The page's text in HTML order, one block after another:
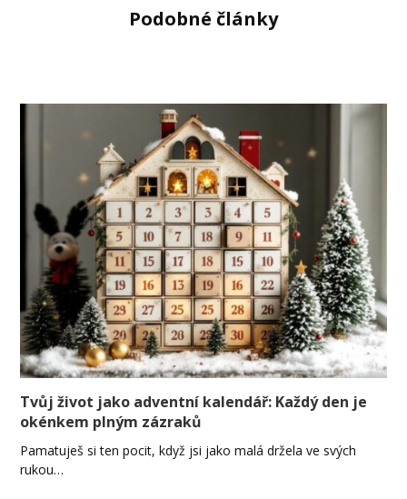
Podobné články
Tvůj život jako adventní kalendář: Každý den je
okénkem plným zázraků
Pamatuješ si ten pocit, když jsi jako malá držela ve svých
rukou…